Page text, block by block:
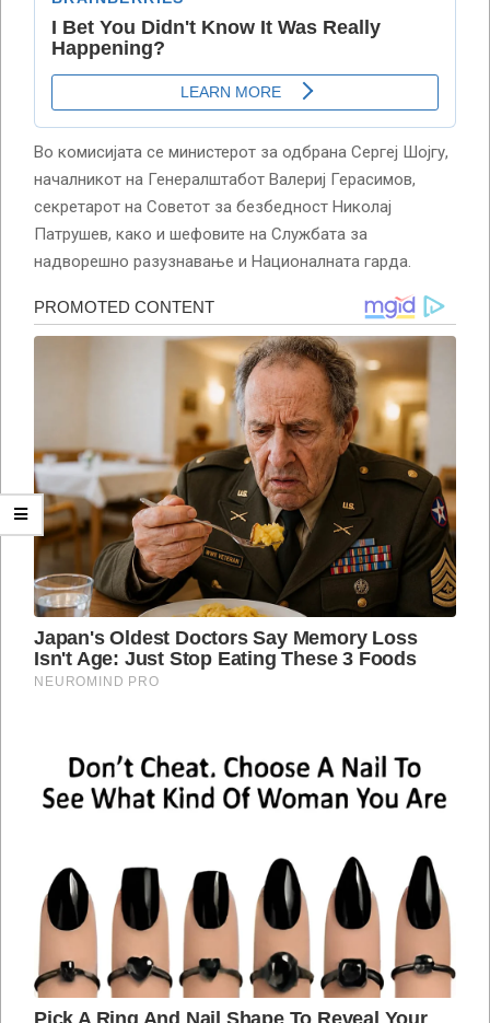
Во комисијата се министерот за одбрана Сергеј Шојгу,
началникот на Генералштабот Валериј Герасимов,
секретарот на Советот за безбедност Николај
Патрушев, како и шефовите на Службата за
надворешно разузнавање и Националната гарда.